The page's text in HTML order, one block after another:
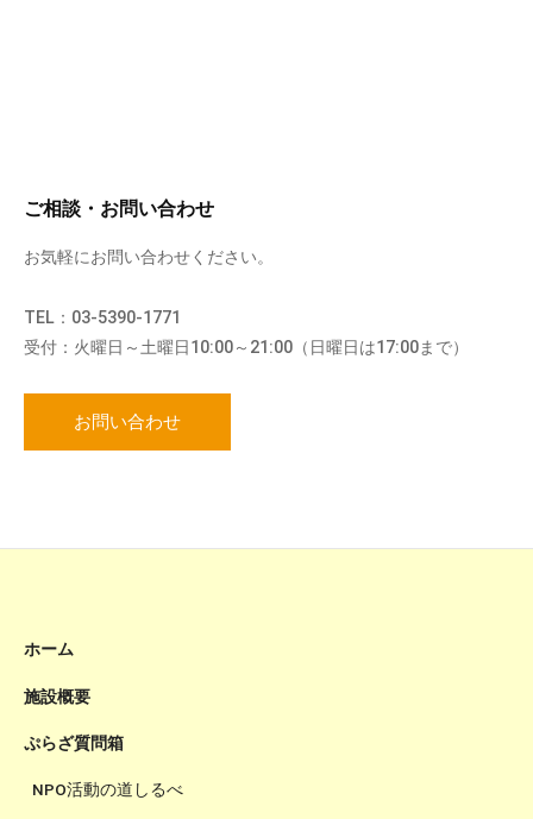
ご相談・お問い合わせ
お気軽にお問い合わせください。
TEL：03-5390-1771
受付：火曜日～土曜日10:00～21:00（日曜日は17:00まで）
お問い合わせ
ホーム
施設概要
ぷらざ質問箱
NPO活動の道しるべ